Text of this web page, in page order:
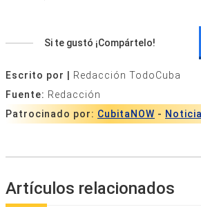
Si te gustó ¡Compártelo!
Escrito por |
Redacción TodoCuba
Fuente: Redacción
Patrocinado por: CubitaNOW -
Artículos relacionados